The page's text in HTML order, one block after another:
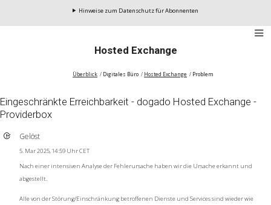
Hinweise zum Datenschutz für Abonnenten
Hosted Exchange
Überblick Digitales Büro Hosted Exchange Problem
Eingeschränkte Erreichbarkeit - dogado Hosted Exchange -
Providerbox
Gelöst
5. Mar 2025, 14:59 Uhr CET
Nach einer intensiven Analyse der Fehlerursache haben wir die Ursache erkannt und
abgestellt.
Alle von der Störung/Einschränkung betroffenen Dienste und Services sind wieder wie